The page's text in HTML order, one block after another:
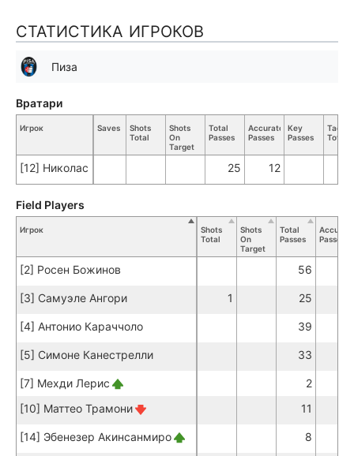
СТАТИСТИКА ИГРОКОВ
Пиза
Игрок Saves
Shots
Total
Shots
On
Target
Total
Passes
Accurate
Passes
Key
Passes
Total
[12] Николас 25 12
Вратари
Игрок
Shots
Total
Shots
On
Target
Total
Passes
Accurate
Passes
[2] Росен Божинов 56
[3] Самуэле Ангори 1 25
[4] Антонио Караччоло 39
[5] Симоне Канестрелли 33
[7] Мехди Лерис
2
[10] Маттео Трамони
11
[14] Эбенезер Акинсанмиро 8
Field Players